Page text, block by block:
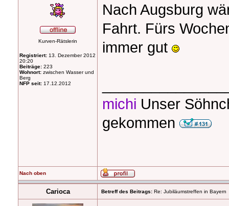
Kurven-Rätslerin
Registriert: 13. Dezember 2012
20:20
Beiträge: 223
Wohnort: zwischen Wasser und
Berg
NFP seit: 17.12.2012
Nach Augsburg
Fahrt. Fürs
immer gut
michi Unser
gekommen
Nach oben
Carioca Betreff des Beitrags: Re: Jubiläumstreffen in Bayern